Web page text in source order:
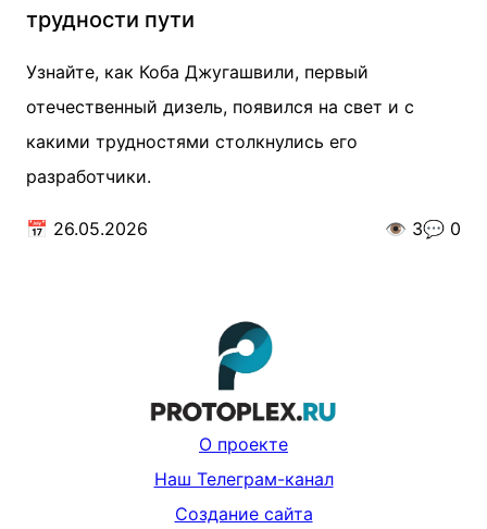
трудности пути
Узнайте, как Коба Джугашвили, первый
отечественный дизель, появился на свет и с
какими трудностями столкнулись его
разработчики.
📅 26.05.2026 👁️ 3💬 0
О проекте
Наш Телеграм-канал
Создание сайта